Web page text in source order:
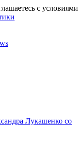
с условиями
Лукашенко со